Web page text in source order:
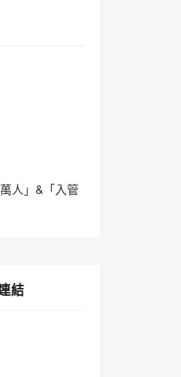
人」&「入管
結